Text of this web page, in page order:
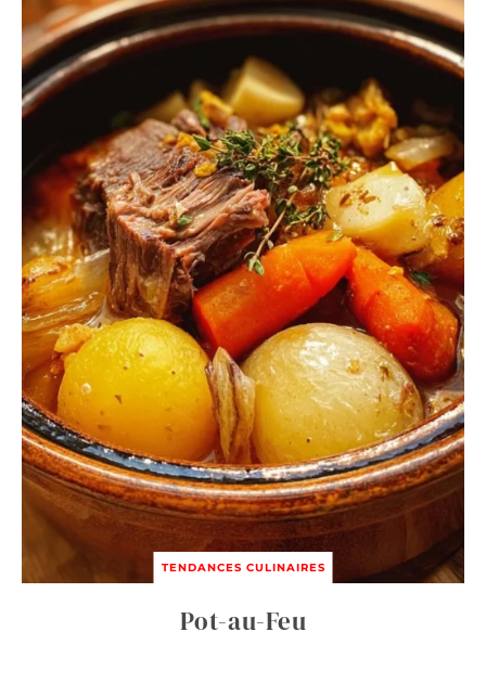
TENDANCES CULINAIRES
Pot-au-Feu